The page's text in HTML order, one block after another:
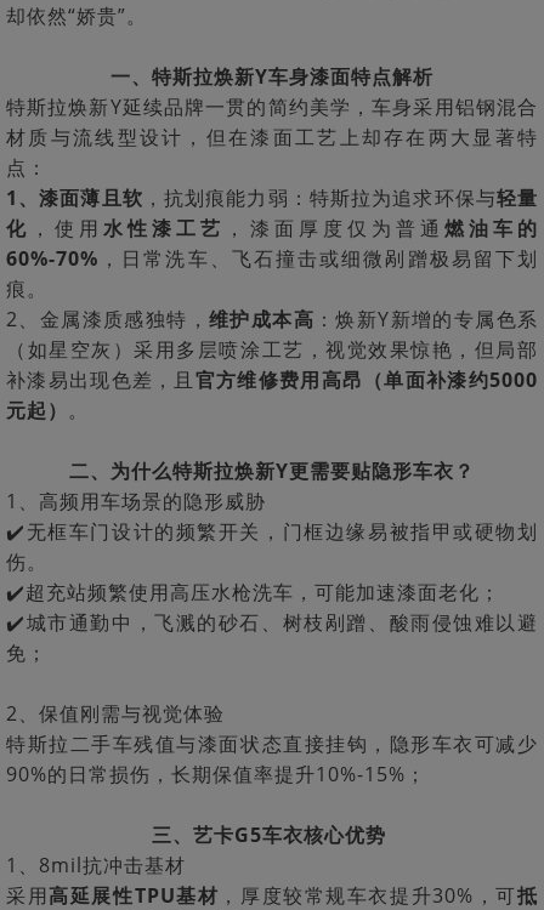
却依然“娇贵”。
一、特斯拉焕新Y车身漆面特点解析
特斯拉焕新Y延续品牌一贯的简约美学，车身采用铝钢混合
材质与流线型设计，但在漆面工艺上却存在两大显著特
点：
1、漆面薄且软 ，抗划痕能力弱：特斯拉为追求环保与轻量
化 ，使用水性漆工艺 ，漆面厚度仅为普通 燃油车的
60%-70% ，日常洗车、飞石撞击或细微剐蹭极易留下划
痕。
2、金属漆质感独特， 维护成本高 ：焕新Y新增的专属色系
（如星空灰）采用多层喷涂工艺，视觉效果惊艳，但局部
补漆易出现色差，且 官方维修费用高昂（单面补漆约5000
元起） 。
二、为什么特斯拉焕新Y更需要贴隐形车衣？
1、高频用车场景的隐形威胁
✔️无框车门设计的频繁开关，门框边缘易被指甲或硬物划
伤。
✔️超充站频繁使用高压水枪洗车，可能加速漆面老化；
✔️城市通勤中，飞溅的砂石、树枝剐蹭、酸雨侵蚀难以避
免；
2、保值刚需与视觉体验
特斯拉二手车残值与漆面状态直接挂钩，隐形车衣可减少
90%的日常损伤，长期保值率提升10%-15%；
三、艺卡G5车衣核心优势
1‌、8mil抗冲击基材‌
采用高延展性TPU基材 ，厚度较常规车衣提升30%，可抵